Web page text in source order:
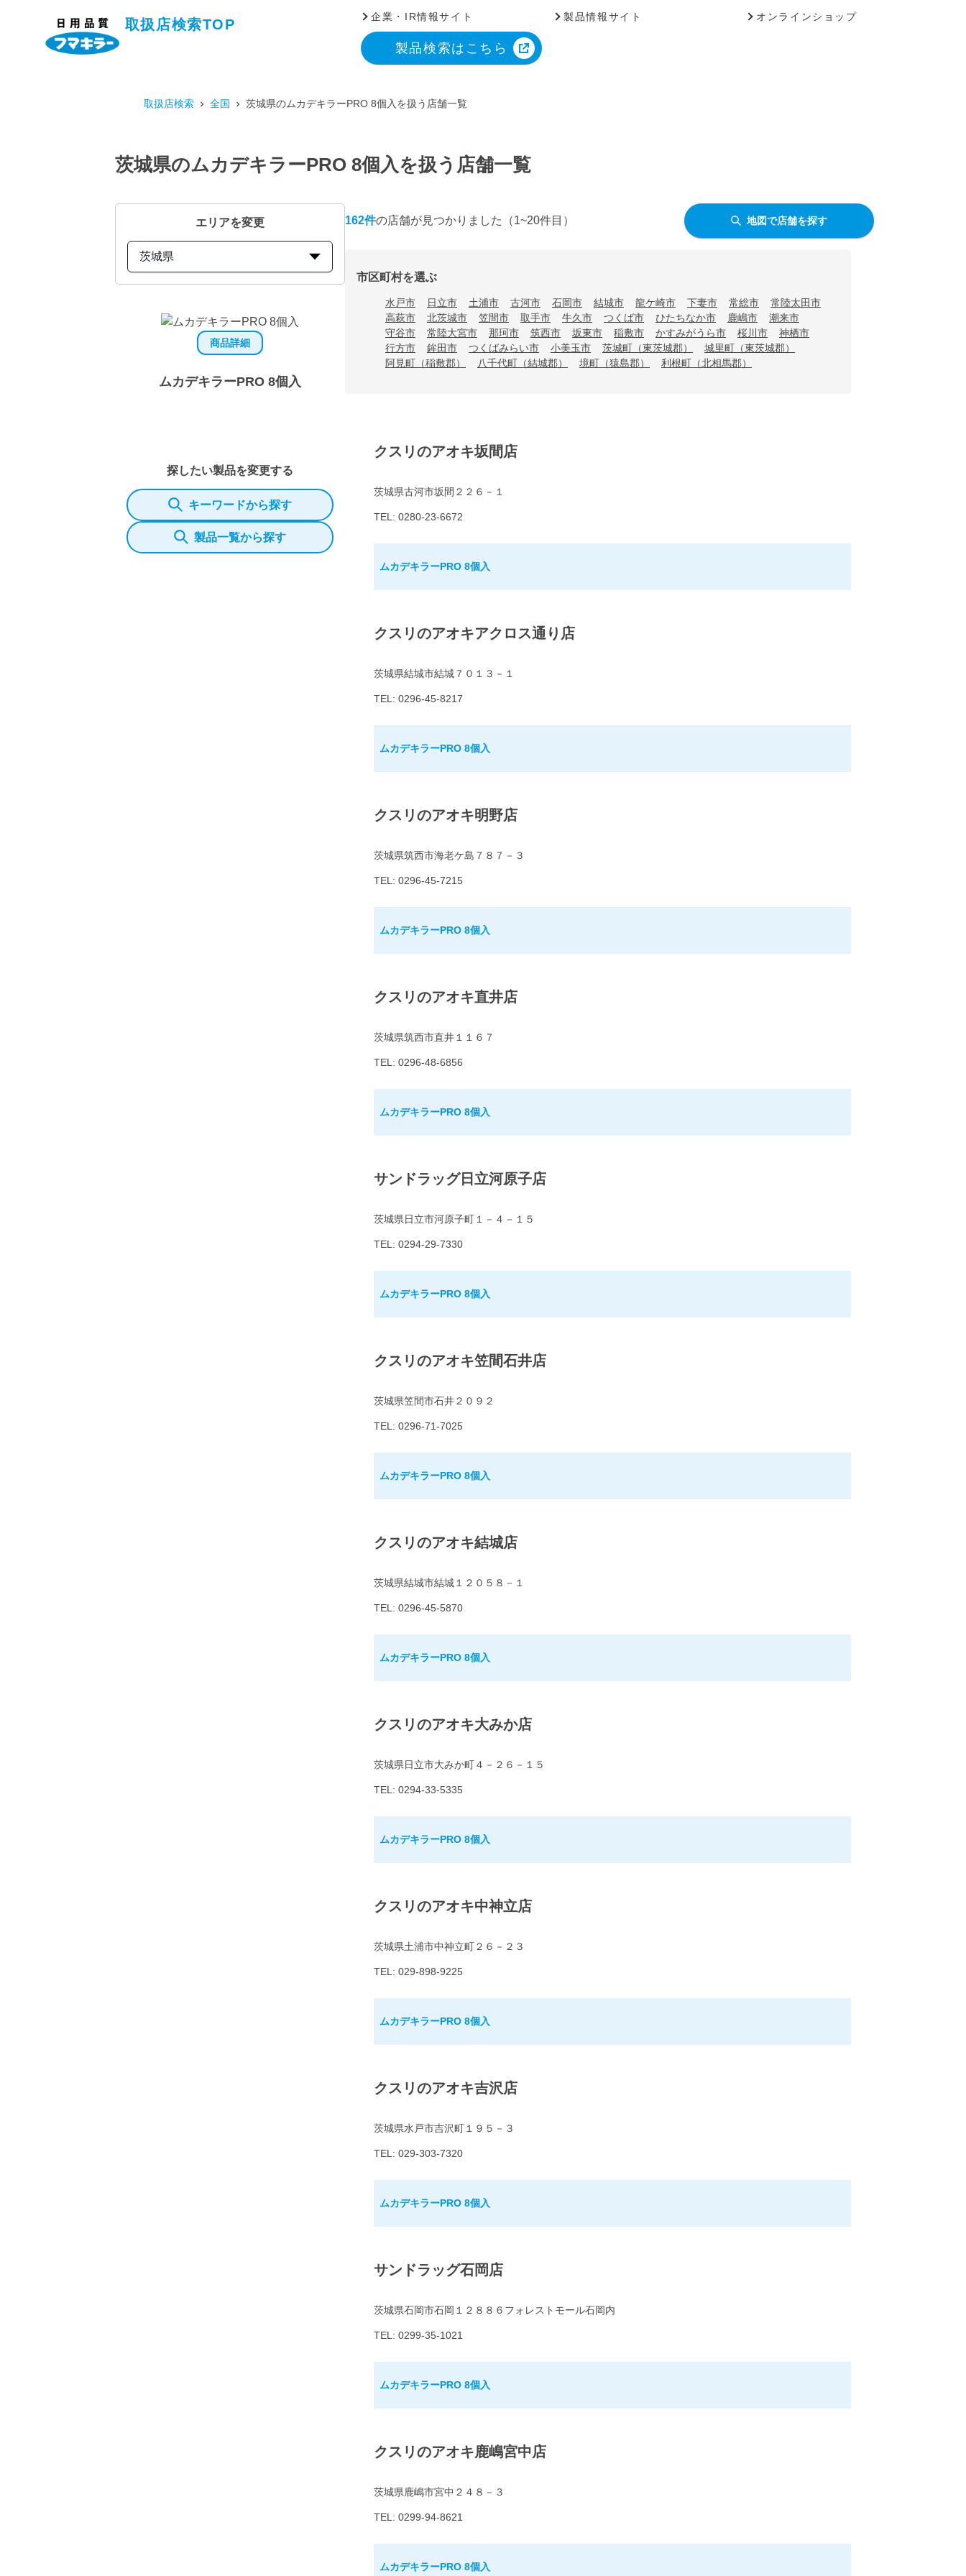
取扱店検索TOP
企業・IR情報サイト 製品情報サイト オンラインショップ
製品検索はこちら
取扱店検索 全国 茨城県のムカデキラーPRO 8個入を扱う店舗一覧
茨城県のムカデキラーPRO 8個入を扱う店舗一覧
エリアを変更
茨城県
商品詳細
ムカデキラーPRO 8個入
探したい製品を変更する
キーワードから探す
製品一覧から探す
162件の店舗が見つかりました （1~20件目） 地図で店舗を探す
市区町村を選ぶ
水戸市 日立市 土浦市 古河市 石岡市 結城市 龍ケ崎市 下妻市 常総市
常陸太田市
高萩市
北茨城市 笠間市 取手市 牛久市 つくば市 ひたちなか市 鹿嶋市
潮来市
守谷市
常陸大宮市 那珂市 筑西市 坂東市 稲敷市 かすみがうら市 桜川市
神栖市
行方市
鉾田市 つくばみらい市 小美玉市 茨城町（東茨城郡）
城里町（東茨城郡）
阿見町（稲敷郡）
八千代町（結城郡） 境町（猿島郡） 利根町（北相馬郡）
クスリのアオキ坂間店
茨城県古河市坂間２２６－１
TEL: 0280-23-6672
ムカデキラーPRO 8個入
クスリのアオキアクロス通り店
茨城県結城市結城７０１３－１
TEL: 0296-45-8217
ムカデキラーPRO 8個入
クスリのアオキ明野店
茨城県筑西市海老ケ島７８７－３
TEL: 0296-45-7215
ムカデキラーPRO 8個入
クスリのアオキ直井店
茨城県筑西市直井１１６７
TEL: 0296-48-6856
ムカデキラーPRO 8個入
サンドラッグ日立河原子店
茨城県日立市河原子町１－４－１５
TEL: 0294-29-7330
ムカデキラーPRO 8個入
クスリのアオキ笠間石井店
茨城県笠間市石井２０９２
TEL: 0296-71-7025
ムカデキラーPRO 8個入
クスリのアオキ結城店
茨城県結城市結城１２０５８－１
TEL: 0296-45-5870
ムカデキラーPRO 8個入
クスリのアオキ大みか店
茨城県日立市大みか町４－２６－１５
TEL: 0294-33-5335
ムカデキラーPRO 8個入
クスリのアオキ中神立店
茨城県土浦市中神立町２６－２３
TEL: 029-898-9225
ムカデキラーPRO 8個入
クスリのアオキ吉沢店
茨城県水戸市吉沢町１９５－３
TEL: 029-303-7320
ムカデキラーPRO 8個入
サンドラッグ石岡店
茨城県石岡市石岡１２８８６フォレストモール石岡内
TEL: 0299-35-1021
ムカデキラーPRO 8個入
クスリのアオキ鹿嶋宮中店
茨城県鹿嶋市宮中２４８－３
TEL: 0299-94-8621
ムカデキラーPRO 8個入